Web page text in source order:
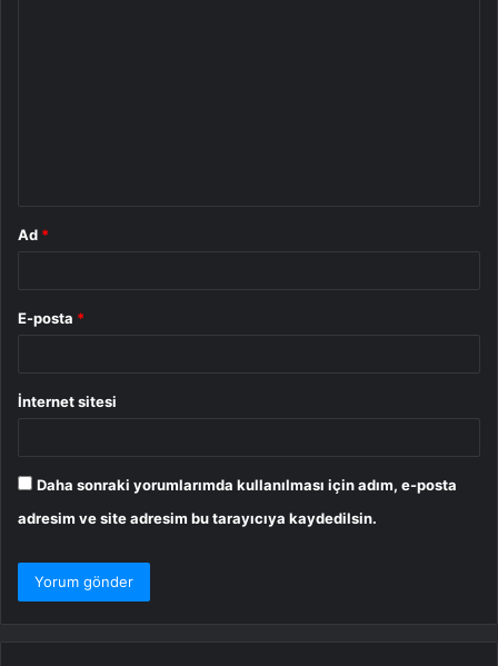
Ad *
E-posta *
İnternet sitesi
Daha sonraki yorumlarımda kullanılması için adım, e-posta
adresim ve site adresim bu tarayıcıya kaydedilsin.